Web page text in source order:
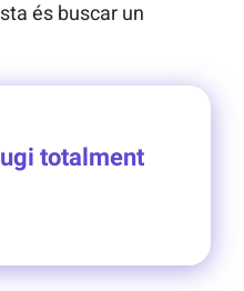
és buscar un
totalment